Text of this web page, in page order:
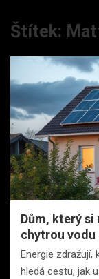
Štítek:
Dům, který si
chytrou vodu
Energie
hledá cestu, jak